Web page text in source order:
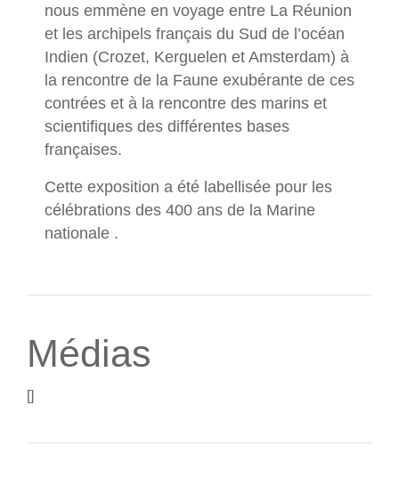
nous emmène en voyage entre La Réunion
et les archipels français du Sud de l’océan
Indien (Crozet, Kerguelen et Amsterdam) à
la rencontre de la Faune exubérante de ces
contrées et à la rencontre des marins et
scientifiques des différentes bases
françaises.
Cette exposition a été labellisée pour les
célébrations des 400 ans de la Marine
nationale .
Médias
[]